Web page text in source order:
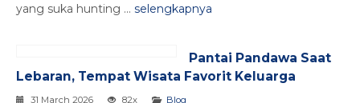
yang suka hunting ... selengkapnya
Pantai Pandawa Saat
Lebaran, Tempat Wisata Favorit Keluarga
31 March 2026 82x Blog